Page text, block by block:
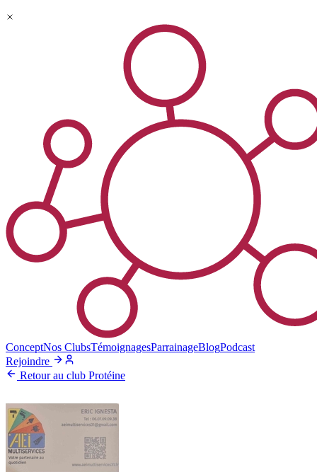
ConceptNos ClubsTémoignagesParrainageBlogPodcast
Rejoindre
Retour au club Protéine